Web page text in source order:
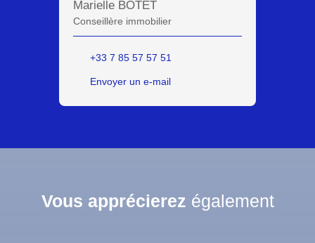
Marielle BOTET
Conseillère immobilier
+33 7 85 57 57 51
Envoyer un e-mail
Vous apprécierez également